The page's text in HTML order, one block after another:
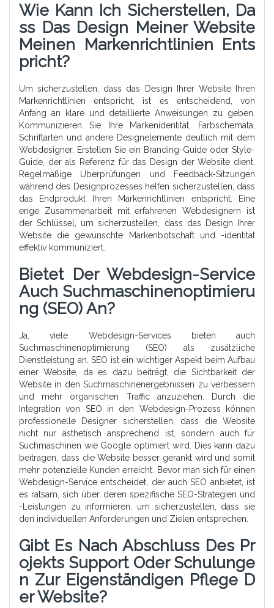
Wie Kann Ich Sicherstellen, Da
Ss Das Design Meiner Website
Meinen Markenrichtlinien Ents
Pricht?
Um sicherzustellen, dass das Design Ihrer Website Ihren
Markenrichtlinien entspricht, ist es entscheidend, von
Anfang an klare und detaillierte Anweisungen zu geben.
Kommunizieren Sie Ihre Markenidentität, Farbschemata,
Schriftarten und andere Designelemente deutlich mit dem
Webdesigner. Erstellen Sie ein Branding-Guide oder Style-
Guide, der als Referenz für das Design der Website dient.
Regelmäßige Überprüfungen und Feedback-Sitzungen
während des Designprozesses helfen sicherzustellen, dass
das Endprodukt Ihren Markenrichtlinien entspricht. Eine
enge Zusammenarbeit mit erfahrenen Webdesignern ist
der Schlüssel, um sicherzustellen, dass das Design Ihrer
Website die gewünschte Markenbotschaft und -identität
effektiv kommuniziert.
Bietet Der Webdesign-Service
Auch Suchmaschinenoptimieru
Ng (SEO) An?
Ja, viele Webdesign-Services bieten auch
Suchmaschinenoptimierung (SEO) als zusätzliche
Dienstleistung an. SEO ist ein wichtiger Aspekt beim Aufbau
einer Website, da es dazu beiträgt, die Sichtbarkeit der
Website in den Suchmaschinenergebnissen zu verbessern
und mehr organischen Traffic anzuziehen. Durch die
Integration von SEO in den Webdesign-Prozess können
professionelle Designer sicherstellen, dass die Website
nicht nur ästhetisch ansprechend ist, sondern auch für
Suchmaschinen wie Google optimiert wird. Dies kann dazu
beitragen, dass die Website besser gerankt wird und somit
mehr potenzielle Kunden erreicht. Bevor man sich für einen
Webdesign-Service entscheidet, der auch SEO anbietet, ist
es ratsam, sich über deren spezifische SEO-Strategien und
-Leistungen zu informieren, um sicherzustellen, dass sie
den individuellen Anforderungen und Zielen entsprechen.
Gibt Es Nach Abschluss Des Pr
Ojekts Support Oder Schulunge
N Zur Eigenständigen Pflege D
Er Website?